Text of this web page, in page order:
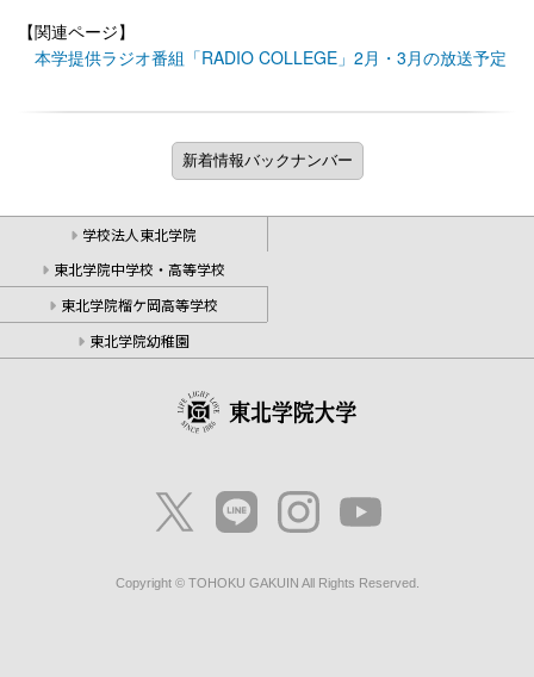
【関連ページ】
本学提供ラジオ番組「RADIO COLLEGE」2月・3月の放送予定
学校法人東北学院
東北学院中学校・高等学校
東北学院榴ケ岡高等学校
東北学院幼稚園
Copyright © TOHOKU GAKUIN All Rights Reserved.